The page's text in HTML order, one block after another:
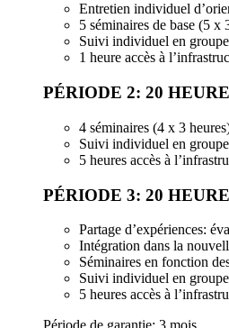
Entretien individuel
5 séminaires de base (5 x
Suivi individuel en
1 heure accès à
PÉRIODE 2: 20
4 séminaires (4 x 3
Suivi individuel en
5 heures accès à
PÉRIODE 3: 20
Partage d’expériences:
Intégration dans la
Séminaires en fonction
Suivi individuel en
5 heures accès à